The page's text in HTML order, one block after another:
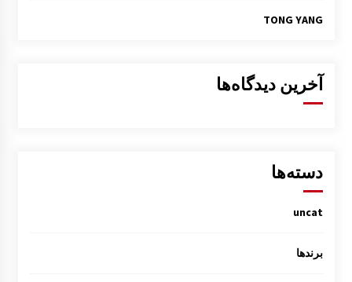
TONG YANG
آخرین دیدگاه‌ها
دسته‌ها
uncat
برندها